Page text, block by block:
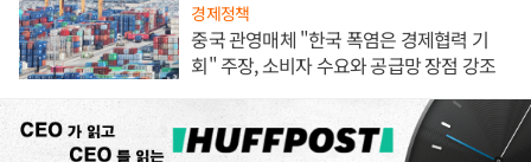
경제정책
중국 관영매체 "한국 폭염은 경제협력 기
회" 주장, 소비자 수요와 공급망 장점 강조